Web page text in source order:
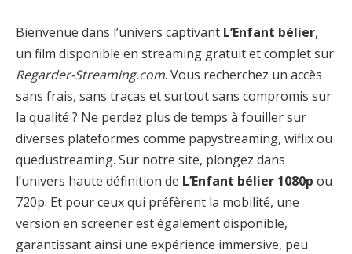
Bienvenue dans l’univers captivant L’Enfant bélier,
un film disponible en streaming gratuit et complet sur
Regarder-Streaming.com. Vous recherchez un accès
sans frais, sans tracas et surtout sans compromis sur
la qualité ? Ne perdez plus de temps à fouiller sur
diverses plateformes comme papystreaming, wiflix ou
quedustreaming. Sur notre site, plongez dans
l’univers haute définition de L’Enfant bélier 1080p ou
720p. Et pour ceux qui préfèrent la mobilité, une
version en screener est également disponible,
garantissant ainsi une expérience immersive, peu